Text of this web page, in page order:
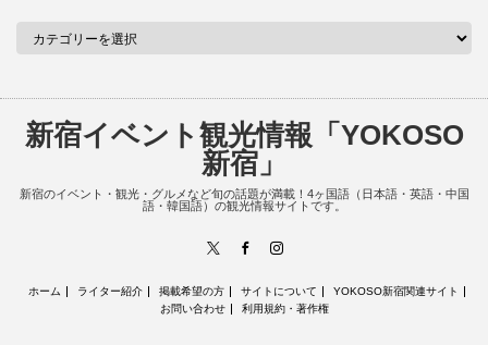
新宿イベント観光情報「YOKOSO
新宿」
新宿のイベント・観光・グルメなど旬の話題が満載！4ヶ国語（日本語・英語・中国
語・韓国語）の観光情報サイトです。
Facebook
ホーム ライター紹介 掲載希望の方 サイトについて
YOKOSO新宿関連サイト
お問い合わせ
利用規約・著作権